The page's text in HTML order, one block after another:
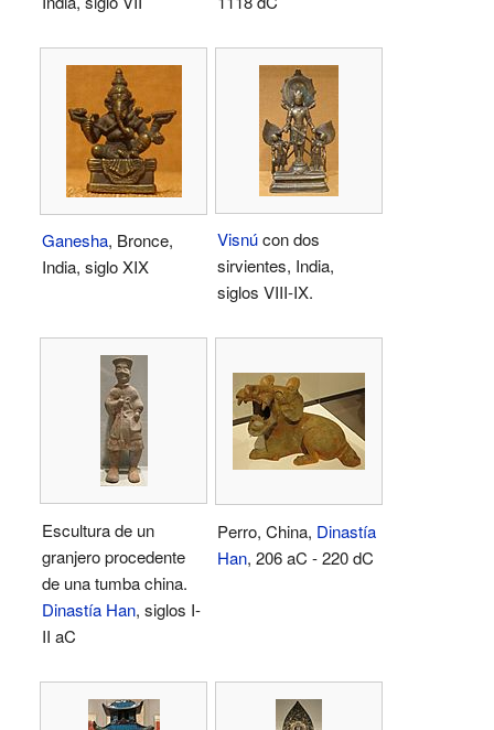
Ganesha, Bronce,
India, siglo XIX
Visnúcon dos
sirvientes, India,
siglos VIII-IX.
Escultura de un
granjero procedente
de una tumba china.
Dinastía Han, siglos I-
II aC
Perro, China, Dinastía
Han, 206 aC - 220 dC